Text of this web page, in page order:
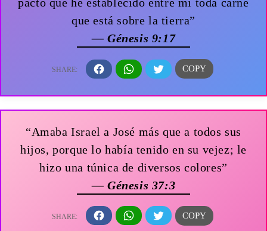
que está sobre la tierra”
— Génesis 9:17
“Amaba Israel a José más que a todos sus
hijos, porque lo había tenido en su vejez; le
hizo una túnica de diversos colores”
— Génesis 37:3